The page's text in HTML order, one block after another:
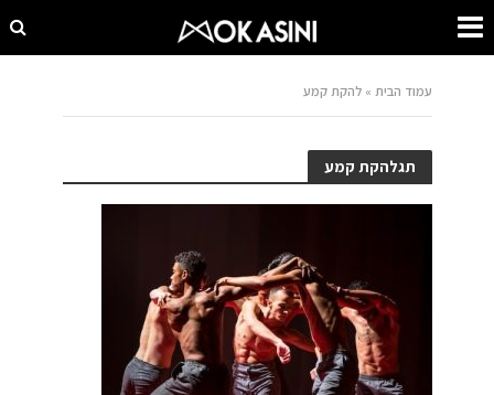
עמוד הבית »להקת קמע
תגלהקת קמע